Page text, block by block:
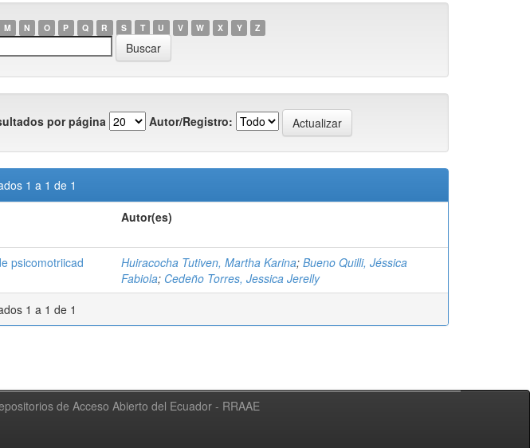
M N O P Q R S T U V W X Y Z
por página Autor/Registro:
1 a 1 de 1
Autor(es)
psicomotriicad
Huiracocha Tutiven, Martha Karina; Bueno Quilli, Jéssica
Fabiola; Cedeño Torres, Jessica Jerelly
1 a 1 de 1
de Acceso Abierto del Ecuador - RRAAE